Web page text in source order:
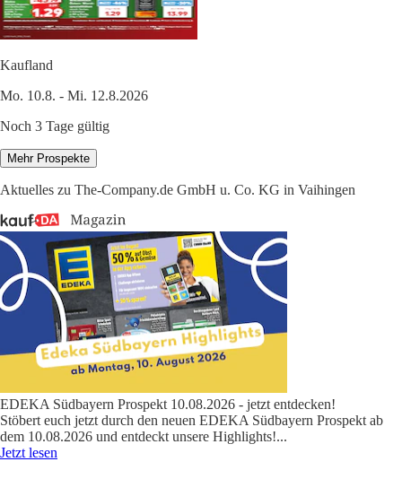
Kaufland
Mo. 10.8. - Mi. 12.8.2026
Noch 3 Tage gültig
Mehr Prospekte
Aktuelles zu The-Company.de GmbH u. Co. KG in Vaihingen
EDEKA Südbayern Prospekt 10.08.2026 - jetzt entdecken!
Stöbert euch jetzt durch den neuen EDEKA Südbayern Prospekt ab
dem 10.08.2026 und entdeckt unsere Highlights!...
Jetzt lesen